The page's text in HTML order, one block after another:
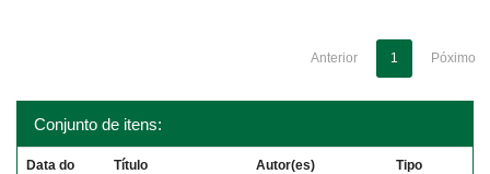
Anterior 1 Póximo
Conjunto de itens:
Data do
Título Autor(es) Tipo